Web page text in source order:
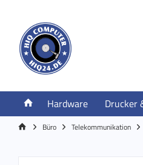
Hardware Drucker
Büro Telekommunikation